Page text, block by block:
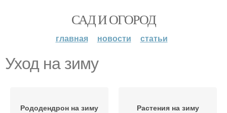
САД И ОГОРОД
главная новости статьи
Уход на зиму
Рододендрон на зиму Растения на зиму